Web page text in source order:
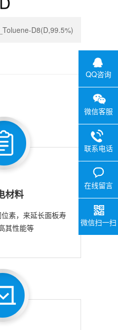
D8(D,99.5%)
材料
素，来延长面板寿
其性能等
QQ咨询
微信客服
联系电话
在线留言
微信扫一扫